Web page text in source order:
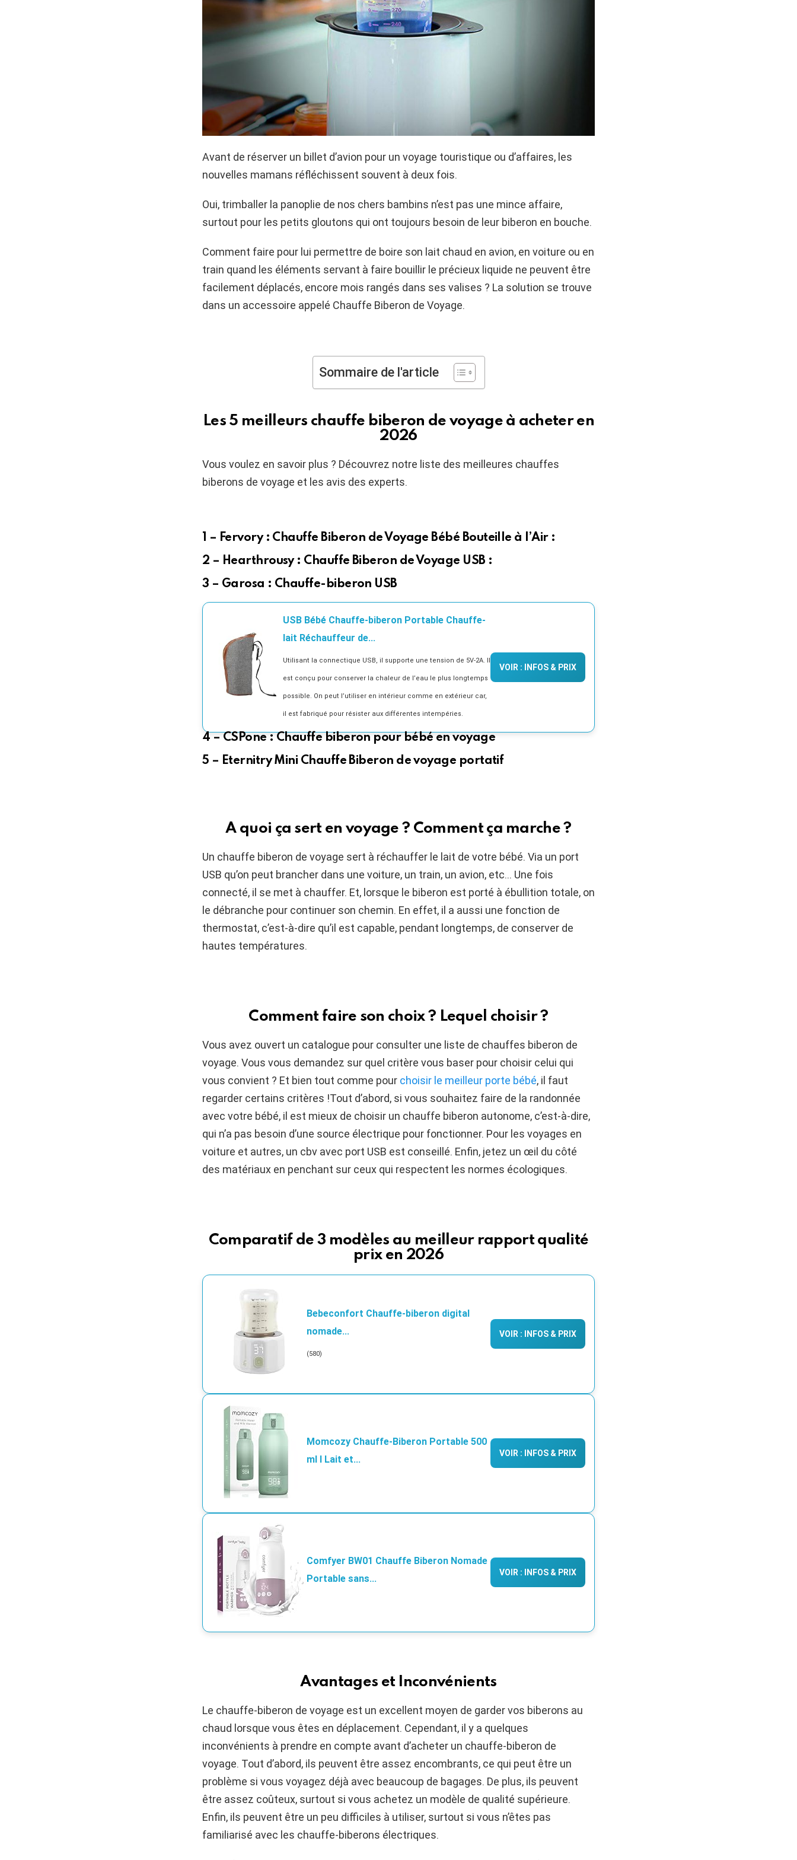
Avant de réserver un billet d’avion pour un voyage touristique ou d’affaires, les
nouvelles mamans réfléchissent souvent à deux fois.
Oui, trimballer la panoplie de nos chers bambins n’est pas une mince affaire,
surtout pour les petits gloutons qui ont toujours besoin de leur biberon en bouche.
Comment faire pour lui permettre de boire son lait chaud en avion, en voiture ou en
train quand les éléments servant à faire bouillir le précieux liquide ne peuvent être
facilement déplacés, encore mois rangés dans ses valises ? La solution se trouve
dans un accessoire appelé Chauffe Biberon de Voyage.
Sommaire de l'article
Les 5 meilleurs chauffe biberon de voyage à acheter en
2026
Vous voulez en savoir plus ? Découvrez notre liste des meilleures chauffes
biberons de voyage et les avis des experts.
1 – Fervory : Chauffe Biberon de Voyage Bébé Bouteille à l’Air :
2 – Hearthrousy : Chauffe Biberon de Voyage USB :
3 – Garosa : Chauffe-biberon USB
USB Bébé Chauffe-biberon Portable Chauffe-
lait Réchauffeur de...
Utilisant la connectique USB, il supporte une tension de 5V-2A. Il
est conçu pour conserver la chaleur de l’eau le plus longtemps
possible. On peut l’utiliser en intérieur comme en extérieur car,
il est fabriqué pour résister aux différentes intempéries.
VOIR : INFOS & PRIX
4 – CSPone : Chauffe biberon pour bébé en voyage
5 – Eternitry Mini Chauffe Biberon de voyage portatif
A quoi ça sert en voyage ? Comment ça marche ?
Un chauffe biberon de voyage sert à réchauffer le lait de votre bébé. Via un port
USB qu’on peut brancher dans une voiture, un train, un avion, etc… Une fois
connecté, il se met à chauffer. Et, lorsque le biberon est porté à ébullition totale, on
le débranche pour continuer son chemin. En effet, il a aussi une fonction de
thermostat, c’est-à-dire qu’il est capable, pendant longtemps, de conserver de
hautes températures.
Comment faire son choix ? Lequel choisir ?
Vous avez ouvert un catalogue pour consulter une liste de chauffes biberon de
voyage. Vous vous demandez sur quel critère vous baser pour choisir celui qui
vous convient ? Et bien tout comme pour choisir le meilleur porte bébé, il faut
regarder certains critères !Tout d’abord, si vous souhaitez faire de la randonnée
avec votre bébé, il est mieux de choisir un chauffe biberon autonome, c’est-à-dire,
qui n’a pas besoin d’une source électrique pour fonctionner. Pour les voyages en
voiture et autres, un cbv avec port USB est conseillé. Enfin, jetez un œil du côté
des matériaux en penchant sur ceux qui respectent les normes écologiques.
Comparatif de 3 modèles au meilleur rapport qualité
prix en 2026
Bebeconfort Chauffe-biberon digital
nomade...
(580)
VOIR : INFOS & PRIX
Momcozy Chauffe-Biberon Portable 500
ml I Lait et...
VOIR : INFOS & PRIX
Comfyer BW01 Chauffe Biberon Nomade
Portable sans...
VOIR : INFOS & PRIX
Avantages et Inconvénients
Le chauffe-biberon de voyage est un excellent moyen de garder vos biberons au
chaud lorsque vous êtes en déplacement. Cependant, il y a quelques
inconvénients à prendre en compte avant d’acheter un chauffe-biberon de
voyage. Tout d’abord, ils peuvent être assez encombrants, ce qui peut être un
problème si vous voyagez déjà avec beaucoup de bagages. De plus, ils peuvent
être assez coûteux, surtout si vous achetez un modèle de qualité supérieure.
Enfin, ils peuvent être un peu difficiles à utiliser, surtout si vous n’êtes pas
familiarisé avec les chauffe-biberons électriques.